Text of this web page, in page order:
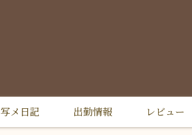
写メ日記 出勤情報 レビュー